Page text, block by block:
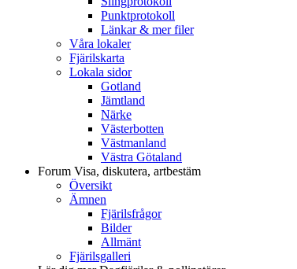
Punktprotokoll
Länkar & mer filer
Våra lokaler
Fjärilskarta
Lokala sidor
Gotland
Jämtland
Närke
Västerbotten
Västmanland
Västra Götaland
Forum Visa, diskutera, artbestäm
Översikt
Ämnen
Fjärilsfrågor
Bilder
Allmänt
Fjärilsgalleri